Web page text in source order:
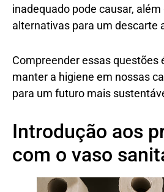
inadequado pode causar,
alternativas para um descarte
Compreender essas questões
manter a higiene em nossas
para um futuro mais
Introdução aos
com o vaso